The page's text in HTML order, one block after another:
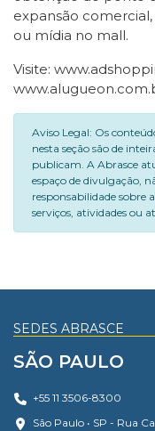
expansão
ou mídia no mall.
Visite:
Aviso Legal: Os
nesta seção são de
publicam. A Abrasce
espaço de divulgação,
responsabilidade sobre
serviços, atividades ou
SEDES ABRASCE
SÃO PAULO
+55 11 3506-8300
São Paulo • SP - Rua